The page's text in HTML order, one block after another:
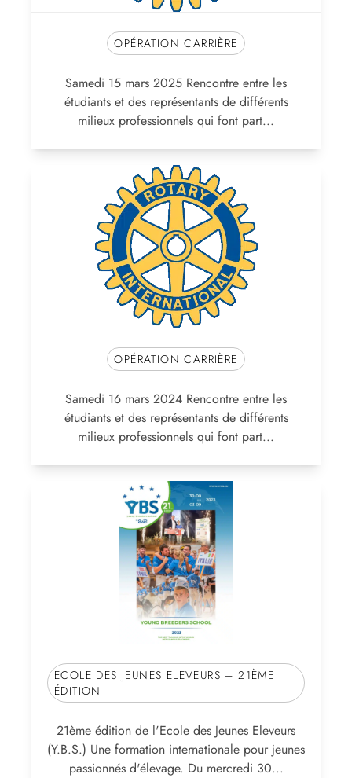
OPÉRATION CARRIÈRE
Samedi 15 mars 2025 Rencontre entre les
étudiants et des représentants de différents
milieux professionnels qui font part...
OPÉRATION CARRIÈRE
Samedi 16 mars 2024 Rencontre entre les
étudiants et des représentants de différents
milieux professionnels qui font part...
ECOLE DES JEUNES ELEVEURS – 21ÈME
ÉDITION
21ème édition de l'Ecole des Jeunes Eleveurs
(Y.B.S.) Une formation internationale pour jeunes
passionnés d'élevage. Du mercredi 30...